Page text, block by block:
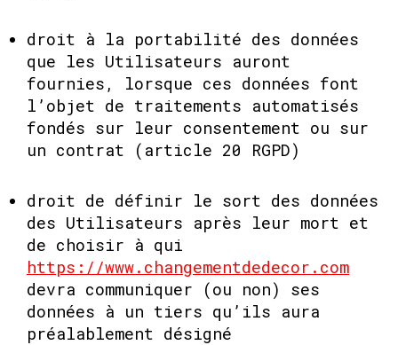
droit à la portabilité des données
que les Utilisateurs auront
fournies, lorsque ces données font
l’objet de traitements automatisés
fondés sur leur consentement ou sur
un contrat (article 20 RGPD)
droit de définir le sort des données
des Utilisateurs après leur mort et
de choisir à qui
https://www.changementdedecor.com
devra communiquer (ou non) ses
données à un tiers qu’ils aura
préalablement désigné